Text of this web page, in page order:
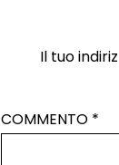
Il tuo
COMMENTO *